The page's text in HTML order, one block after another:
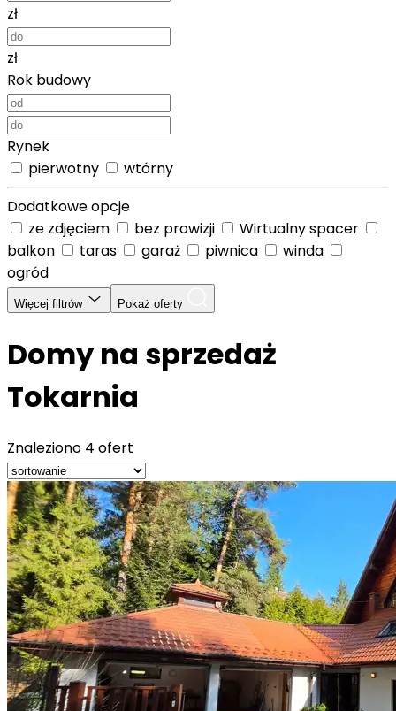
zł
zł
Rok budowy
Rynek
pierwotny
wtórny
Dodatkowe opcje
ze zdjęciem
bez prowizji
Wirtualny spacer
balkon
taras garaż piwnica
winda
ogród
Więcej filtrów Pokaż oferty
Domy na sprzedaż
Tokarnia
Znaleziono 4 ofert